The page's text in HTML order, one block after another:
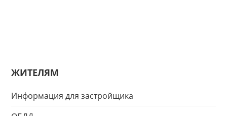
ЖИТЕЛЯМ
Информация для застройщика